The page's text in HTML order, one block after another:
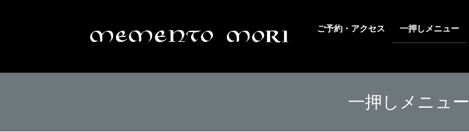
ご予約・アクセス 一押しメニュー
一押しメニュー